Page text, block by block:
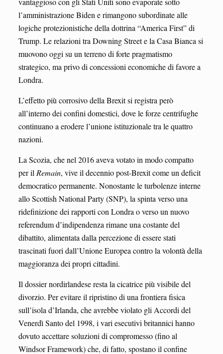
l’amministrazione Biden e rimangono subordinate alle
logiche protezionistiche della dottrina “America First” di
Trump. Le relazioni tra Downing Street e la Casa Bianca si
muovono oggi su un terreno di forte pragmatismo
strategico, ma privo di concessioni economiche di favore a
Londra.
L’effetto più corrosivo della Brexit si registra però
all’interno dei confini domestici, dove le forze centrifughe
continuano a erodere l’unione istituzionale tra le quattro
nazioni.
La Scozia, che nel 2016 aveva votato in modo compatto
per ilRemain, vive il decennio post-Brexit come un deficit
democratico permanente. Nonostante le turbolenze interne
allo Scottish National Party (SNP), la spinta verso una
ridefinizione dei rapporti con Londra o verso un nuovo
referendum d’indipendenza rimane una costante del
dibattito, alimentata dalla percezione di essere stati
trascinati fuori dall’Unione Europea contro la volontà della
maggioranza dei propri cittadini.
Il dossier nordirlandese resta la cicatrice più visibile del
divorzio. Per evitare il ripristino di una frontiera fisica
sull’isola d’Irlanda, che avrebbe violato gli Accordi del
Venerdì Santo del 1998, i vari esecutivi britannici hanno
dovuto accettare soluzioni di compromesso (fino al
Windsor Framework) che, di fatto, spostano il confine